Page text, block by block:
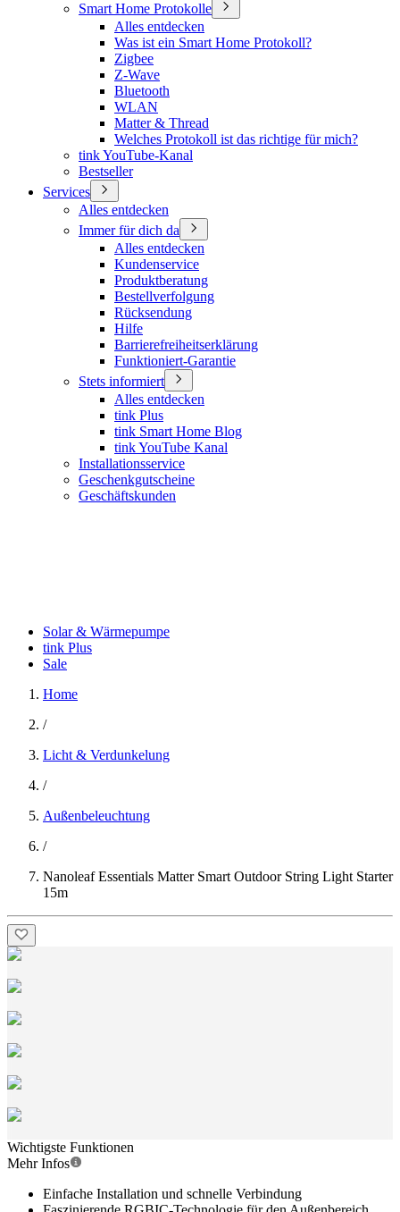
Smart Home Protokolle
Alles entdecken
Was ist ein Smart Home Protokoll?
Zigbee
Z-Wave
Bluetooth
WLAN
Matter & Thread
Welches Protokoll ist das richtige für mich?
tink YouTube-Kanal
Bestseller
Services
Alles entdecken
Immer für dich da
Alles entdecken
Kundenservice
Produktberatung
Bestellverfolgung
Rücksendung
Hilfe
Barrierefreiheitserklärung
Funktioniert-Garantie
Stets informiert
Alles entdecken
tink Plus
tink Smart Home Blog
tink YouTube Kanal
Installationsservice
Geschenkgutscheine
Geschäftskunden
Solar & Wärmepumpe
tink Plus
Sale
Home
/
Licht & Verdunkelung
/
Außenbeleuchtung
/
Nanoleaf Essentials Matter Smart Outdoor String Light Starter
15m
Wichtigste Funktionen
Mehr Infos
Einfache Installation und schnelle Verbindung